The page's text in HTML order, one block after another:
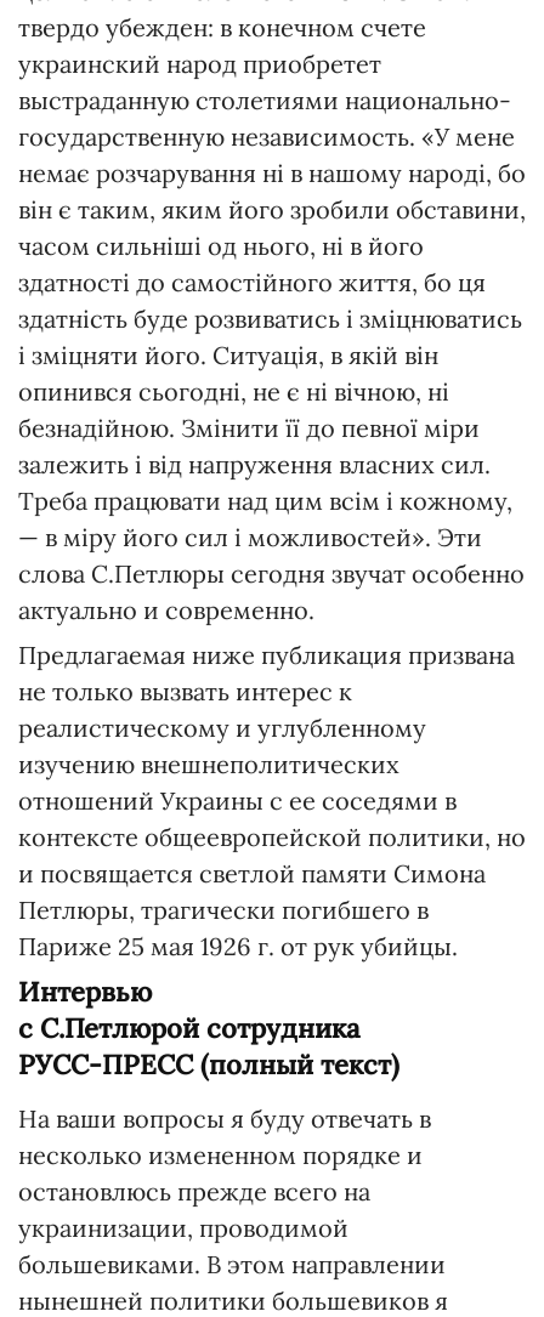
твердо убежден: в конечном счете
украинский народ приобретет
выстраданную столетиями национально-
государственную независимость. «У мене
немає розчарування ні в нашому народі, бо
він є таким, яким його зробили обставини,
часом сильніші од нього, ні в його
здатності до самостійного життя, бо ця
здатність буде розвиватись і зміцнюватись
і зміцняти його. Ситуація, в якій він
опинився сьогодні, не є ні вічною, ні
безнадійною. Змінити її до певної міри
залежить і від напруження власних сил.
Треба працювати над цим всім і кожному,
— в міру його сил і можливостей». Эти
слова С.Петлюры сегодня звучат особенно
актуально и современно.
Предлагаемая ниже публикация призвана
не только вызвать интерес к
реалистическому и углубленному
изучению внешнеполитических
отношений Украины с ее соседями в
контексте общеевропейской политики, но
и посвящается светлой памяти Симона
Петлюры, трагически погибшего в
Париже 25 мая 1926 г. от рук убийцы.
Интервью
с С.Петлюрой сотрудника
РУСС-ПРЕСС (полный текст)
На ваши вопросы я буду отвечать в
несколько измененном порядке и
остановлюсь прежде всего на
украинизации, проводимой
большевиками. В этом направлении
нынешней политики большевиков я